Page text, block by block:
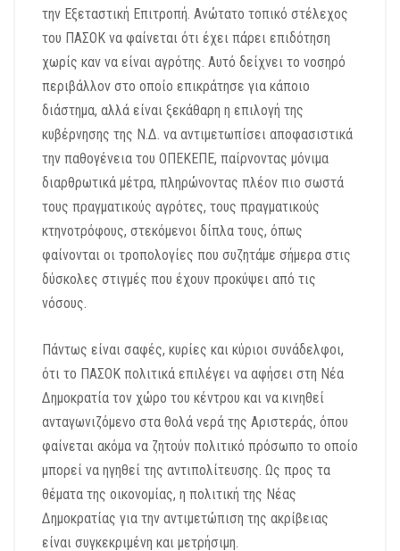
την Εξεταστική Επιτροπή. Ανώτατο τοπικό στέλεχος
του ΠΑΣΟΚ να φαίνεται ότι έχει πάρει επιδότηση
χωρίς καν να είναι αγρότης. Αυτό δείχνει το νοσηρό
περιβάλλον στο οποίο επικράτησε για κάποιο
διάστημα, αλλά είναι ξεκάθαρη η επιλογή της
κυβέρνησης της Ν.Δ. να αντιμετωπίσει αποφασιστικά
την παθογένεια του ΟΠΕΚΕΠΕ, παίρνοντας μόνιμα
διαρθρωτικά μέτρα, πληρώνοντας πλέον πιο σωστά
τους πραγματικούς αγρότες, τους πραγματικούς
κτηνοτρόφους, στεκόμενοι δίπλα τους, όπως
φαίνονται οι τροπολογίες που συζητάμε σήμερα στις
δύσκολες στιγμές που έχουν προκύψει από τις
νόσους.
Πάντως είναι σαφές, κυρίες και κύριοι συνάδελφοι,
ότι το ΠΑΣΟΚ πολιτικά επιλέγει να αφήσει στη Νέα
Δημοκρατία τον χώρο του κέντρου και να κινηθεί
ανταγωνιζόμενο στα θολά νερά της Αριστεράς, όπου
φαίνεται ακόμα να ζητούν πολιτικό πρόσωπο το οποίο
μπορεί να ηγηθεί της αντιπολίτευσης. Ως προς τα
θέματα της οικονομίας, η πολιτική της Νέας
Δημοκρατίας για την αντιμετώπιση της ακρίβειας
είναι συγκεκριμένη και μετρήσιμη.